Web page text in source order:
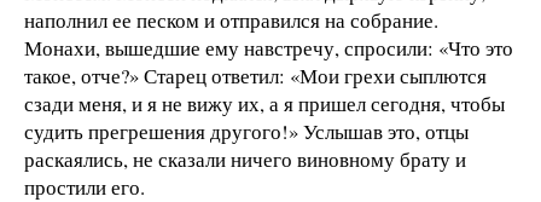
наполнил ее песком и отправился на собрание.
Монахи, вышедшие ему навстречу, спросили: «Что это
такое, отче?» Старец ответил: «Мои грехи сыплются
сзади меня, и я не вижу их, а я пришел сегодня, чтобы
судить прегрешения другого!» Услышав это, отцы
раскаялись, не сказали ничего виновному брату и
простили его.